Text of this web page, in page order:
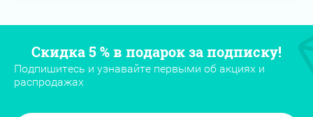
Скидка 5 % в подарок за подписку!
Подпишитесь и узнавайте первыми об акциях и
распродажах